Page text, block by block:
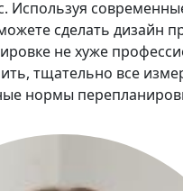
Используя
сделать дизайн
не хуже
тщательно все
нормы